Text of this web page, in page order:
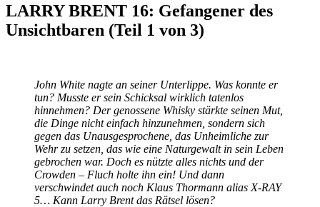
LARRY BRENT 16: Gefangener des
Unsichtbaren (Teil 1 von 3)
John White nagte an seiner Unterlippe. Was konnte er
tun? Musste er sein Schicksal wirklich tatenlos
hinnehmen? Der genossene Whisky stärkte seinen Mut,
die Dinge nicht einfach hinzunehmen, sondern sich
gegen das Unausgesprochene, das Unheimliche zur
Wehr zu setzen, das wie eine Naturgewalt in sein Leben
gebrochen war. Doch es nützte alles nichts und der
Crowden – Fluch holte ihn ein! Und dann
verschwindet auch noch Klaus Thormann alias X-RAY
5… Kann Larry Brent das Rätsel lösen?